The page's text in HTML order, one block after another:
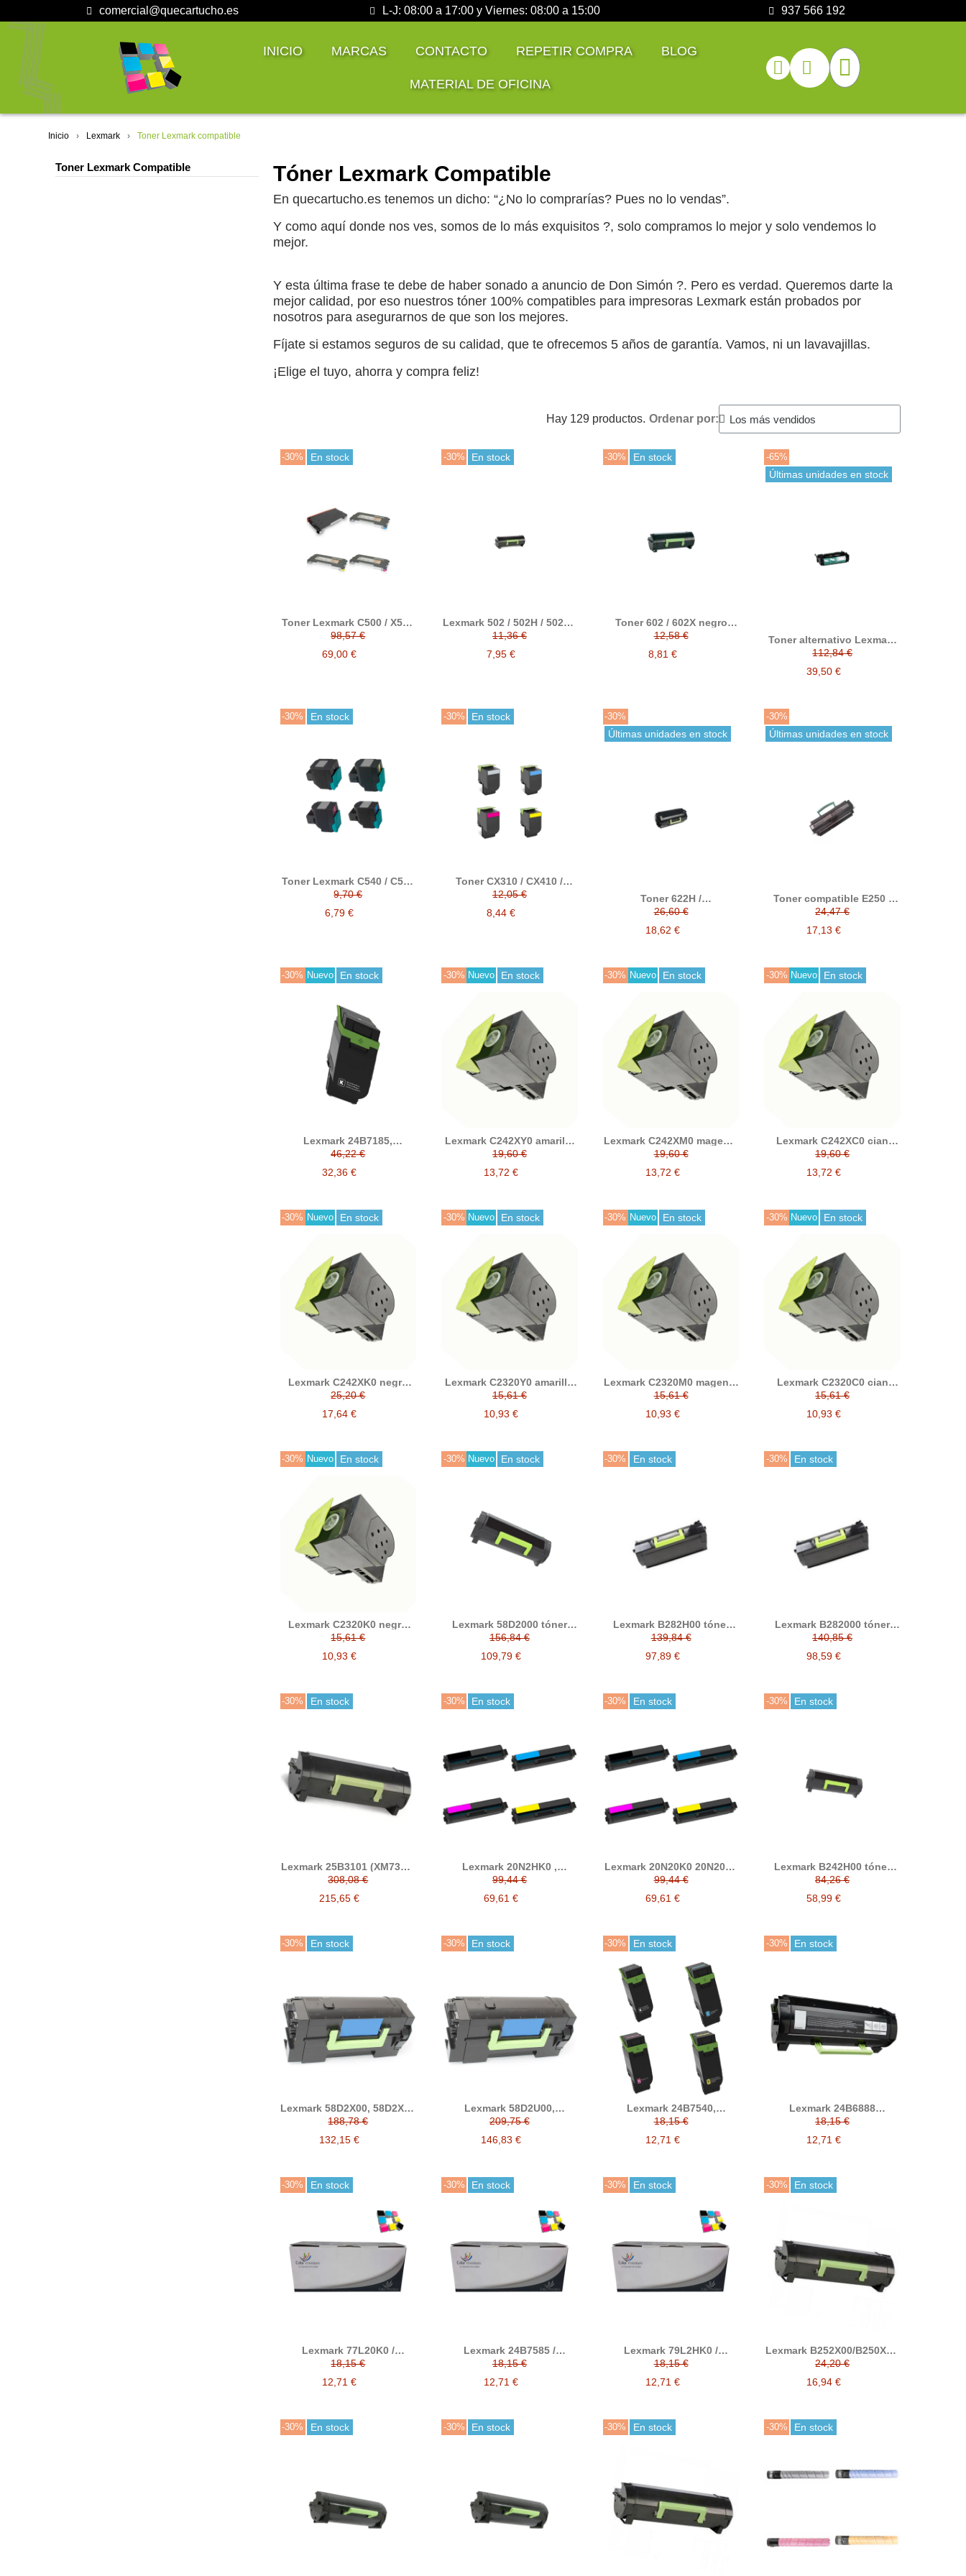
comercial@quecartucho.es L-J: 08:00 a 17:00 y Viernes: 08:00 a 15:00 937 566 192
INICIO MARCAS CONTACTO REPETIR COMPRA BLOG
MATERIAL DE OFICINA
Inicio Lexmark Toner Lexmark compatible
Toner Lexmark Compatible Tóner Lexmark Compatible
En quecartucho.es tenemos un dicho: “¿No lo comprarías? Pues no lo vendas”.
Y como aquí donde nos ves, somos de lo más exquisitos ?, solo compramos lo mejor y solo vendemos lo
mejor.
Y esta última frase te debe de haber sonado a anuncio de Don Simón ?. Pero es verdad. Queremos darte la
mejor calidad, por eso nuestros tóner 100% compatibles para impresoras Lexmark están probados por
nosotros para asegurarnos de que son los mejores.
Fíjate si estamos seguros de su calidad, que te ofrecemos 5 años de garantía. Vamos, ni un lavavajillas.
¡Elige el tuyo, ahorra y compra feliz!
Hay 129 productos. Ordenar por:
-30% En stock
Toner Lexmark C500 / X500
/ X502 compatible con
Lexmark
98,57 €
69,00 €
-30% En stock
Lexmark 502 / 502H / 502X /
502U Tóner compatible
11,36 €
7,95 €
-30% En stock
Toner 602 / 602X negro
compatible generico a
Lexmark 60F2H00 /
60F2X00
12,58 €
8,81 €
-65%
Últimas unidades en stock
Toner alternativo Lexmark
M-410 / M410 Negro
112,84 €
39,50 €
-30% En stock
Toner Lexmark C540 / C544
/ X544 / X546 / X548
compatible al original
Lexmark C540H2K /
C540H2C / C540H2M /
9,70 €
6,79 €
-30% En stock
Toner CX310 / CX410 /
CX510 compatible a
Lexmark 80C2SK0 /
80C2SC0 / 80C2SM0 /
80C2SY0
12,05 €
8,44 €
-30%
Últimas unidades en stock
Toner 622H /
622Xcompatible generico a
Lexmark 62D2H00
26,60 €
18,62 €
-30%
Últimas unidades en stock
Toner compatible E250 /
E350 / E352 alternativo con
Lexmark 0E250A11E
24,47 €
17,13 €
-30% Nuevo En stock
Lexmark 24B7185,
24B7182, 24B7183,
24B7184 (C2240, XC4240)
tóner compatible
46,22 €
32,36 €
-30% Nuevo En stock
Lexmark C242XY0 amarillo
tóner compatible
19,60 €
13,72 €
-30% Nuevo En stock
Lexmark C242XM0 magenta
tóner compatible
19,60 €
13,72 €
-30% Nuevo En stock
Lexmark C242XC0 cian
tóner compatible
19,60 €
13,72 €
-30% Nuevo En stock
Lexmark C242XK0 negro
tóner compatible
25,20 €
17,64 €
-30% Nuevo En stock
Lexmark C2320Y0 amarillo
tóner compatible
15,61 €
10,93 €
-30% Nuevo En stock
Lexmark C2320M0 magenta
tóner compatible
15,61 €
10,93 €
-30% Nuevo En stock
Lexmark C2320C0 cian
tóner compatible
15,61 €
10,93 €
-30% Nuevo En stock
Lexmark C2320K0 negro
tóner compatible
15,61 €
10,93 €
-30% Nuevo En stock
Lexmark 58D2000 tóner
negro compatible
156,84 €
109,79 €
-30% En stock
Lexmark B282H00 tóner
compatible (B2865,
MB2770)
139,84 €
97,89 €
-30% En stock
Lexmark B282000 tóner
compatible (B2865,
MB2770)
140,85 €
98,59 €
-30% En stock
Lexmark 25B3101 (XM7355,
XM7365) tóner compatible
308,08 €
215,65 €
-30% En stock
Lexmark 20N2HK0 ,
20N2HC0, 20N2HM0,
20N2HY0 tóner compatible
(CS331, CX331)
99,44 €
69,61 €
-30% En stock
Lexmark 20N20K0 20N20C0
20N20M0 20N20Y0 tóner
compatible (CS331, CS431,
CX331, CX431)
99,44 €
69,61 €
-30% En stock
Lexmark B242H00 tóner
compatible
84,26 €
58,99 €
-30% En stock
Lexmark 58D2X00, 58D2X0E
tóner compatible
(MS725/MS823/MS825/MS826/
MX721/MX722/MX822/MX826)
188,78 €
132,15 €
-30% En stock
Lexmark 58D2U00,
58D2U0E tóner compatible
(MS725/MS823/MS825/MS826/
MX722/MX822/MX826)
209,75 €
146,83 €
-30% En stock
Lexmark 24B7540,
24B7552, 24B7537,
24B7549, 24B7538,
24B7550, 24B7539,
24B7551 tóner compatible
18,15 €
12,71 €
-30% En stock
Lexmark 24B6888
compatible (M1242,
XM1242)
18,15 €
12,71 €
-30% En stock
Lexmark 77L20K0 /
77L20C0 / 77L20M0 /
77L20Y0 tóner compatible
18,15 €
12,71 €
-30% En stock
Lexmark 24B7585 /
24B7582 / 24B7583 /
24B7584 tóner compatible
18,15 €
12,71 €
-30% En stock
Lexmark 79L2HK0 /
79L0H10 / 79L2HC0 /
79L0H20 / 79L2HM0 /
79L0H30 / 79L2HY0 /
79L0H40 tóner compatible
18,15 €
12,71 €
-30% En stock
Lexmark B252X00/B250XA0
tóner compatible (Lexmark
B2546/B2650/MB2546/MB2650)
24,20 €
16,94 €
-30% En stock -30% En stock -30% En stock -30% En stock